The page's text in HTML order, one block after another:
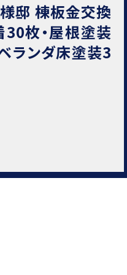
邸 棟板金交換
枚・屋根塗装
ベランダ床塗装3